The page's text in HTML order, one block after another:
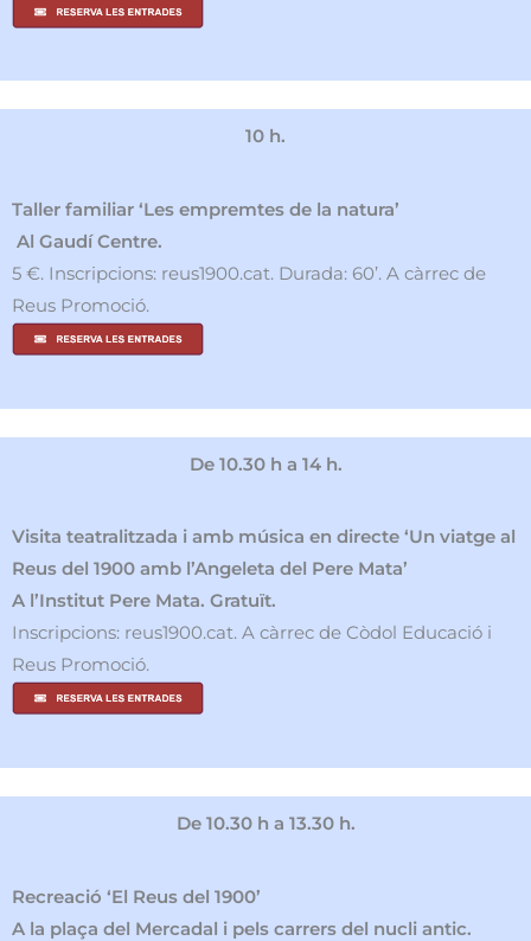
10 h.
Taller familiar ‘Les empremtes de la natura’
Al Gaudí Centre.
5 €. Inscripcions: reus1900.cat. Durada: 60’. A càrrec de
Reus Promoció.
De 10.30 h a 14 h.
Visita teatralitzada i amb música en directe ‘Un viatge al
Reus del 1900 amb l’Angeleta del Pere Mata’
A l’Institut Pere Mata. Gratuït.
Inscripcions: reus1900.cat. A càrrec de Còdol Educació i
Reus Promoció.
De 10.30 h a 13.30 h.
Recreació ‘El Reus del 1900’
A la plaça del Mercadal i pels carrers del nucli antic.